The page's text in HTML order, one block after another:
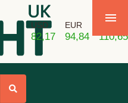
USD
82,17
EUR
94,84 110,65